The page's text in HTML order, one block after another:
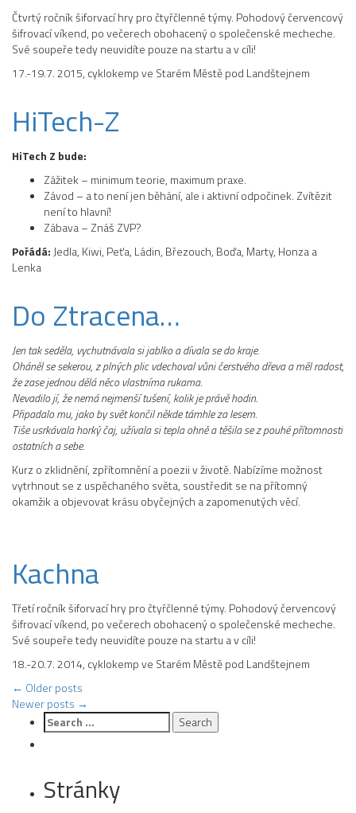
Čtvrtý ročník šiforvací hry pro čtyřčlenné týmy. Pohodový červencový
šifrovací víkend, po večerech obohacený o společenské mecheche.
Své soupeře tedy neuvidíte pouze na startu a v cíli!
17.-19.7. 2015, cyklokemp ve Starém Městě pod Landštejnem
HiTech-Z
HiTech Z bude:
Zážitek – minimum teorie, maximum praxe.
Závod – a to není jen běhání, ale i aktivní odpočinek. Zvítězit
není to hlavní!
Zábava – Znáš ZVP?
Pořádá: Jedla, Kiwi, Peťa, Ládin, Březouch, Boďa, Marty, Honza a
Lenka
Do Ztracena…
Jen tak seděla, vychutnávala si jablko a dívala se do kraje.
Oháněl se sekerou, z plných plic vdechoval vůni čerstvého dřeva a měl radost,
že zase jednou dělá něco vlastníma rukama.
Nevadilo jí, že nemá nejmenší tušení, kolik je právě hodin.
Připadalo mu, jako by svět končil někde támhle za lesem.
Tiše usrkávala horký čaj, užívala si tepla ohně a těšila se z pouhé přítomnosti
ostatních a sebe.
Kurz o zklidnění, zpřítomnění a poezii v životě. Nabízíme možnost
vytrhnout se z uspěchaného světa, soustředit se na přítomný
okamžik a objevovat krásu obyčejných a zapomenutých věcí.
Kachna
Třetí ročník šiforvací hry pro čtyřčlenné týmy. Pohodový červencový
šifrovací víkend, po večerech obohacený o společenské mecheche.
Své soupeře tedy neuvidíte pouze na startu a v cíli!
18.-20.7. 2014, cyklokemp ve Starém Městě pod Landštejnem
Post
navigation
← Older posts
Newer posts →
Search
for:
Stránky